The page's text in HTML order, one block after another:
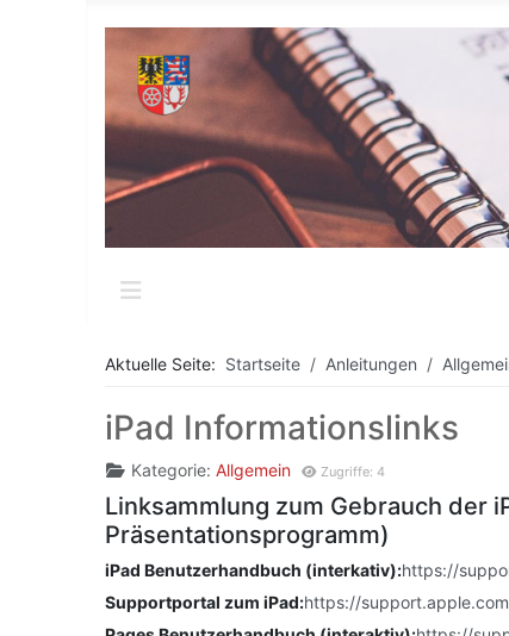
Aktuelle Seite: Startseite Anleitungen
iPad Informationslinks
Kategorie: Allgemein Zugriffe: 4
Linksammlung zum Gebrauch der
Präsentationsprogramm)
iPad Benutzerhandbuch (interkativ):https://
Supportportal zum iPad:https://